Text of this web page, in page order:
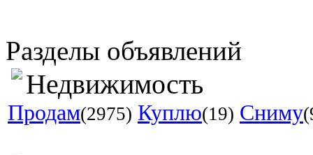
Разделы объявлений
Недвижимость
Продам(2975) Куплю(19) Сниму